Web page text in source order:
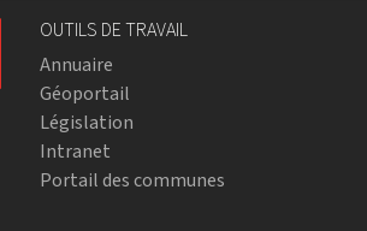
OUTILS DE TRAVAIL
Annuaire
Géoportail
Législation
Intranet
Portail des communes